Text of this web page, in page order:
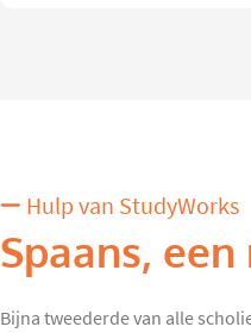
Hulp van StudyWorks
Spaans,
Bijna tweederde van alle